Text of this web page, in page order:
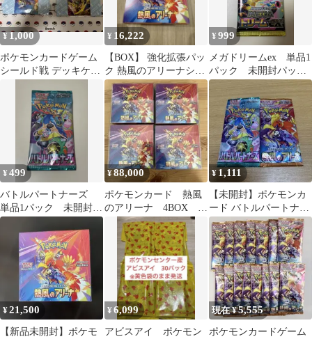
¥1,000
ポケモンカードゲーム
シールド戦 デッキケー
¥ 16,222
【BOX】 強化拡張パッ
ク 熱風のアリーナシュ
リンク無し
¥999
メガドリームex 単品1
パック 未開封パッ
ク バラ売り ポケモ
ンカード ポケカ
¥499
バトルパートナーズ
単品1パック 未開封パ
ック バラ売り ポケ
モンカード ポケカ
¥88,000
ポケモンカード 熱風
のアリーナ 4BOX シ
ュリンク付き
¥ 1,111
【未開封】ポケモンカ
ード バトルパートナー
ズ・熱風のアリーナ
¥21,500
【新品未開封】ポケモ
¥6,099
アビスアイ ポケモン
現在 ¥5,555
ポケモンカードゲーム